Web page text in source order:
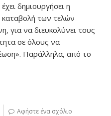
δημιουργήσει η
των τελών
για να διευκολύνει τους
σε όλους να
Παράλληλα, από το
Αφήστε ένα σχόλιο